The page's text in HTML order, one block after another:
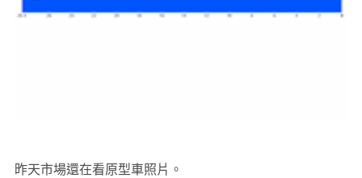
昨天市場還在看原型車照片。